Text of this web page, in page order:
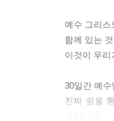
이루어 가야
--- p.124
은혜의 아
--- p.136
예수 그리
함께 있는
이것이 우리
30일간 예
진짜 쉼을